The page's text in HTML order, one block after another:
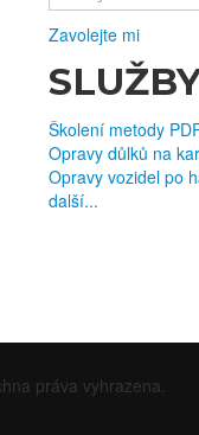
Zavolejte mi
Školení metody
Opravy důlků na
Opravy vozidel po
další...
práva vyhrazena.